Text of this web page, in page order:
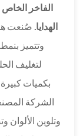
الفاخر الخاص
الهدايا. صُنعت
وتتميز
لتغليف
بكميات
الشركة
وتلوين الألوان